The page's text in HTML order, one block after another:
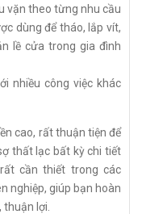
vặn theo từng nhu cầu
dùng để tháo, lắp vít,
lề cửa trong gia đình
nhiều công việc khác
cao, rất thuận tiện để
thất lạc bất kỳ chi tiết
cần thiết trong các
nghiệp, giúp bạn hoàn
lợi.